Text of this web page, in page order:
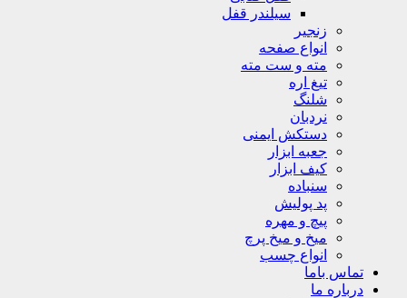
سیلندر قفل
زنجیر
انواع صفحه
مته و ست مته
تیغ اره
شلنگ
نردبان
دستکش ایمنی
جعبه ابزار
کیف ابزار
سنباده
پد پولیش
پیچ و مهره
میخ و میخ پرچ
انواع چسب
تماس باما
درباره ما